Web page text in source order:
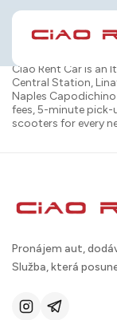
Ciao Rent Car is an
Central Station,
Naples
fees, 5-minute
scooters for every
Pronájem aut,
Služba, která